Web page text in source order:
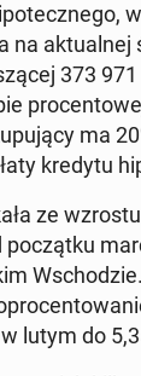
na
373
ma
kredytu
ze
po­cząt­ku
lutym do